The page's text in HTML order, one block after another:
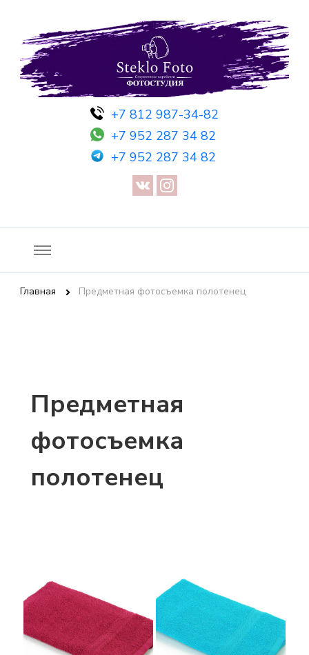
+7 812 987-34-82
+7 952 287 34 82
+7 952 287 34 82
Фотостудия SF
Фотосессия в студии СПб — Фотосессия в Санкт-Петербурге
— Предметная съемка — Невидимый манекен — Прозрачный
манекен — Сертификат на фотосессию
Главная Предметная фотосъемка полотенец
Предметная
фотосъемка
полотенец